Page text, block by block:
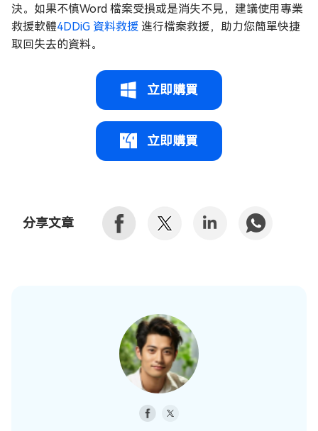
決。如果不慎Word 檔案受損或是消失不見，建議使用專業
救援軟體4DDiG 資料救援 進行檔案救援，助力您簡單快捷
取回失去的資料。
立即購買
立即購買
分享文章